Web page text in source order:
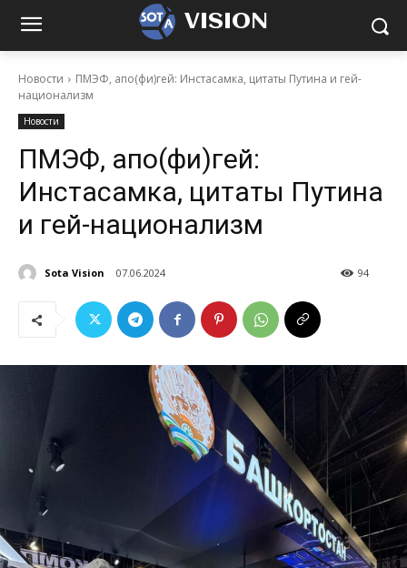
VISION
Новости
ПМЭФ, апо(фи)гей: Инстасамка, цитаты Путина и гей-
национализм
Новости
ПМЭФ, апо(фи)гей:
Инстасамка, цитаты Путина
и гей-национализм
Sota Vision 07.06.2024 94